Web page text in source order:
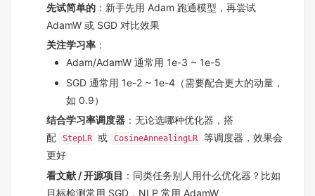
先试简单的 ：新手先用 Adam 跑通模型，再尝试
AdamW 或 SGD 对比效果
关注学习率 ：
Adam/AdamW 通常用 1e-3 ~ 1e-5
SGD 通常用 1e-2 ~ 1e-4（需要配合更大的动量，
如 0.9）
结合学习率调度器 ：无论选哪种优化器，搭
配
StepLR 或 CosineAnnealingLR
等调度器，效果会
更好
看文献 / 开源项目 ：同类任务别人用什么优化器？比如
目标检测常用 SGD，NLP 常用 AdamW